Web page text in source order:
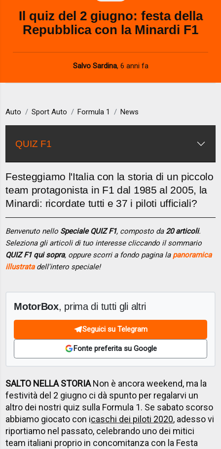
Il quiz del 2 giugno: festa della
Repubblica con la Minardi F1
Salvo Sardina, 6 anni fa
Auto Sport Auto Formula 1 News
QUIZ F1
Festeggiamo l'Italia con la storia di un piccolo
team protagonista in F1 dal 1985 al 2005, la
Minardi: ricordate tutti e 37 i piloti ufficiali?
Benvenuto nello Speciale QUIZ F1, composto da 20 articoli.
Seleziona gli articoli di tuo interesse cliccando il sommario
QUIZ F1 qui sopra, oppure scorri a fondo pagina la panoramica
illustratadell'intero speciale!
MotorBox, prima di tutti gli altri
Seguici su Telegram
Fonte preferita su Google
SALTO NELLA STORIANon è ancora weekend, ma la
festività del 2 giugno ci dà spunto per regalarvi un
altro dei nostri quiz sulla Formula 1. Se sabato scorso
abbiamo giocato con icaschi dei piloti 2020, adesso vi
riportiamo nel passato, celebrando uno dei mitici
team italiani proprio in concomitanza con la Festa